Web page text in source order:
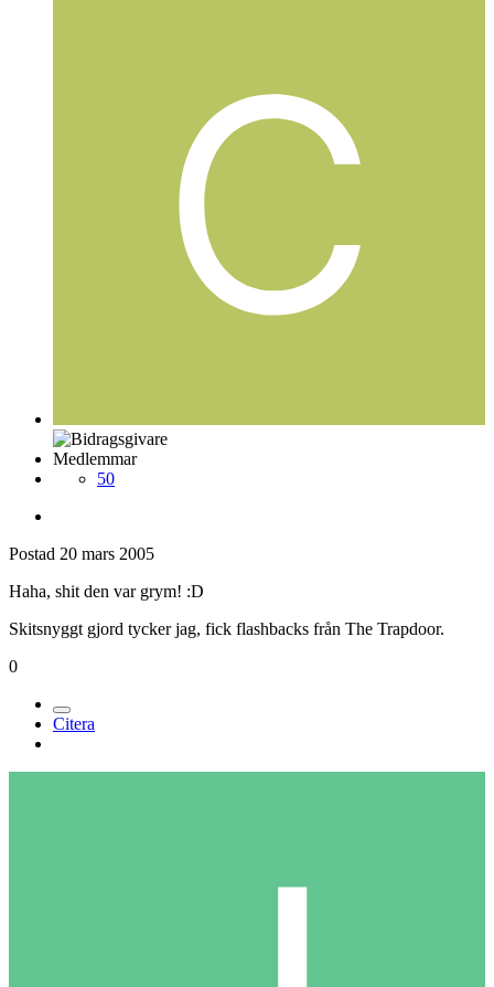
Medlemmar
50
Postad 20 mars 2005
Haha, shit den var grym! :D
Skitsnyggt gjord tycker jag, fick flashbacks från The Trapdoor.
0
Citera